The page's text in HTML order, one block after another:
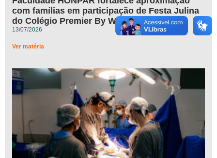
com famílias em participação de Festa Julina
do Colégio Premier By Wezen
13/07/2026
Ver matéria